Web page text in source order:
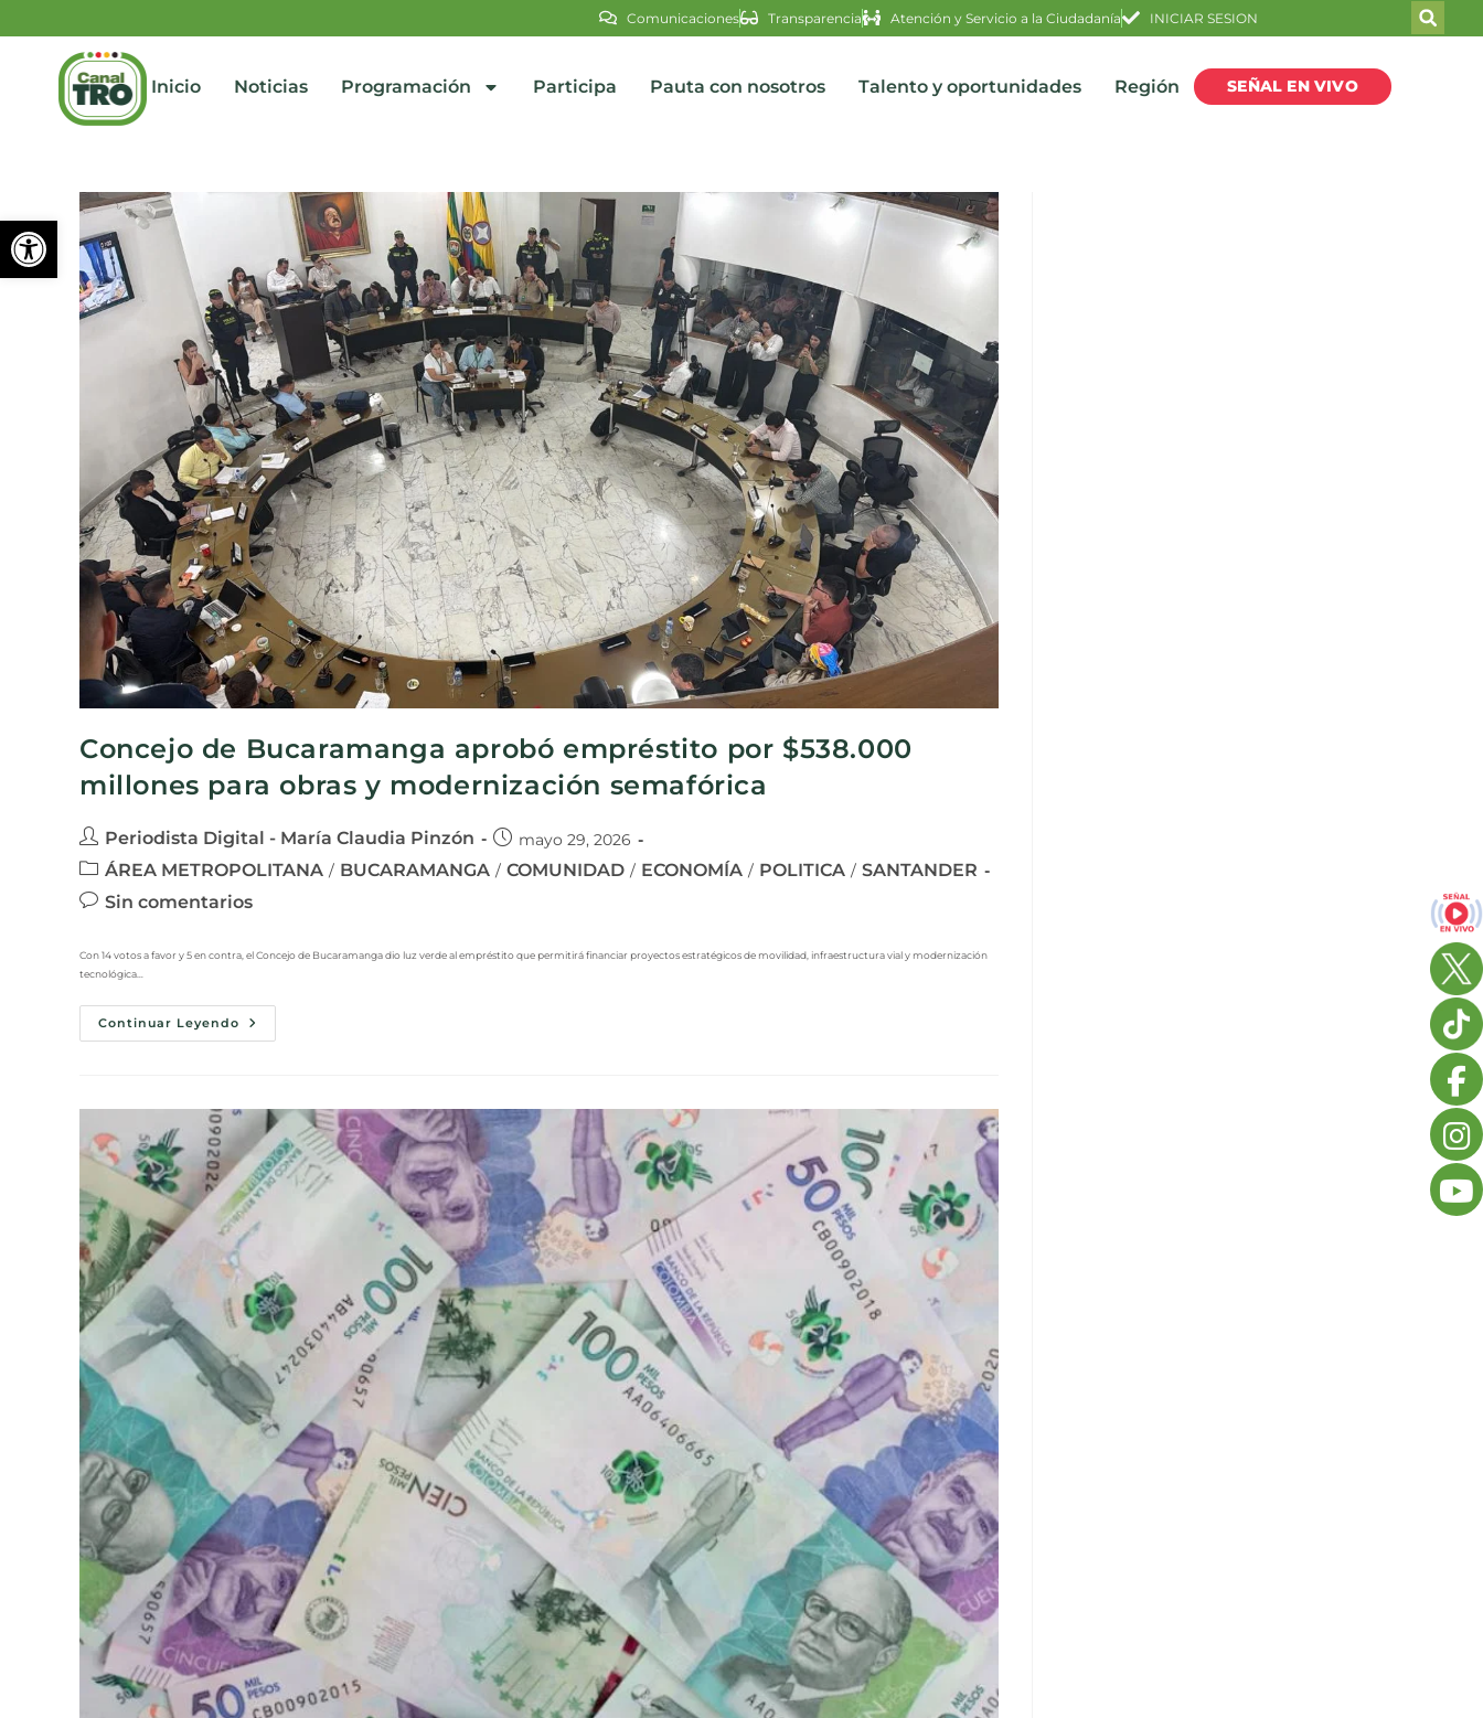
Abrir barra de herramientas
Comunicaciones Transparencia Atención y Servicio a la Ciudadanía INICIAR SESION
Inicio Noticias Programación Participa Pauta con nosotros Talento y oportunidades Región SEÑAL EN VIVO
Concejo de Bucaramanga aprobó empréstito por $538.000
millones para obras y modernización semafórica
Periodista Digital - María Claudia Pinzón mayo 29, 2026
ÁREA METROPOLITANA / BUCARAMANGA / COMUNIDAD / ECONOMÍA / POLITICA / SANTANDER
Sin comentarios
Con 14 votos a favor y 5 en contra, el Concejo de Bucaramanga dio luz verde al empréstito que permitirá financiar proyectos estratégicos de movilidad, infraestructura vial y modernización
tecnológica…
Continuar Leyendo